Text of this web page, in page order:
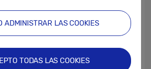
nivel.
conocidos como las
Isabel Jiménez&Sandra
Carmen Arrufat
o el actor
ADMINISTRAR LAS COOKIES
TODAS LAS COOKIES